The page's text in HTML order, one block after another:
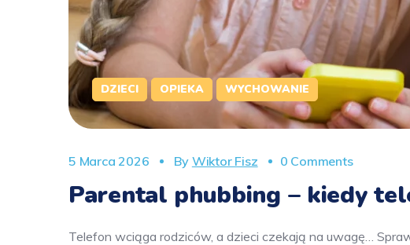
DZIECI OPIEKA WYCHOWANIE
5 Marca 2026 By Wiktor Fisz 0 Comments
Parental phubbing – kiedy
Telefon wciąga rodziców, a dzieci czekają na uwagę…